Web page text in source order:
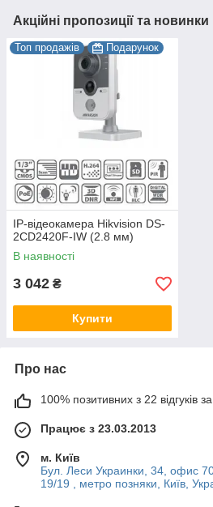
Акційні пропозиції та новинки
Топ продажів Подарунок
IP-відеокамера Hikvision DS-
2CD2420F-IW (2.8 мм)
В наявності
3 042 ₴
Купити
Про нас
100% позитивних з 22 відгуків за
Працює з 23.03.2013
м. Київ
Бул. Леси Украинки, 34, офис
19/19 , метро позняки, Київ,